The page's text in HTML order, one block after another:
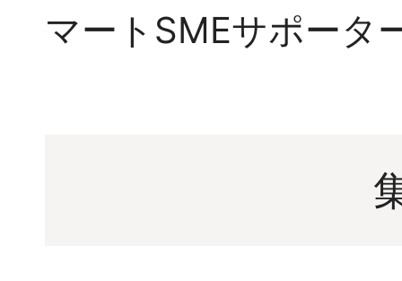
マートSMEサポータ